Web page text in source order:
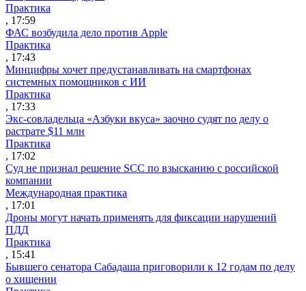
Практика
, 17:59
ФАС возбудила дело против Apple
Практика
, 17:43
Минцифры хочет предустанавливать на смартфонах
системных помощников с ИИ
Практика
, 17:33
Экс-совладельца «Азбуки вкуса» заочно судят по делу о
растрате $11 млн
Практика
, 17:02
Суд не признал решение SCC по взысканию с российской
компании
Международная практика
, 17:01
Дроны могут начать применять для фиксации нарушений
ПДД
Практика
, 15:41
Бывшего сенатора Сабадаша приговорили к 12 годам по делу
о хищении